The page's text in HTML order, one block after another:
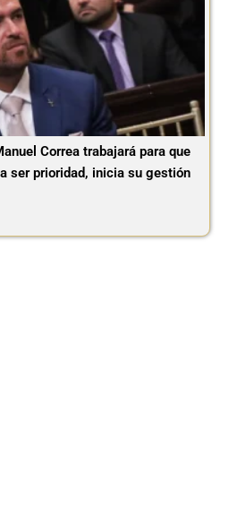
Correa trabajará para que
ser prioridad, inicia su gestión